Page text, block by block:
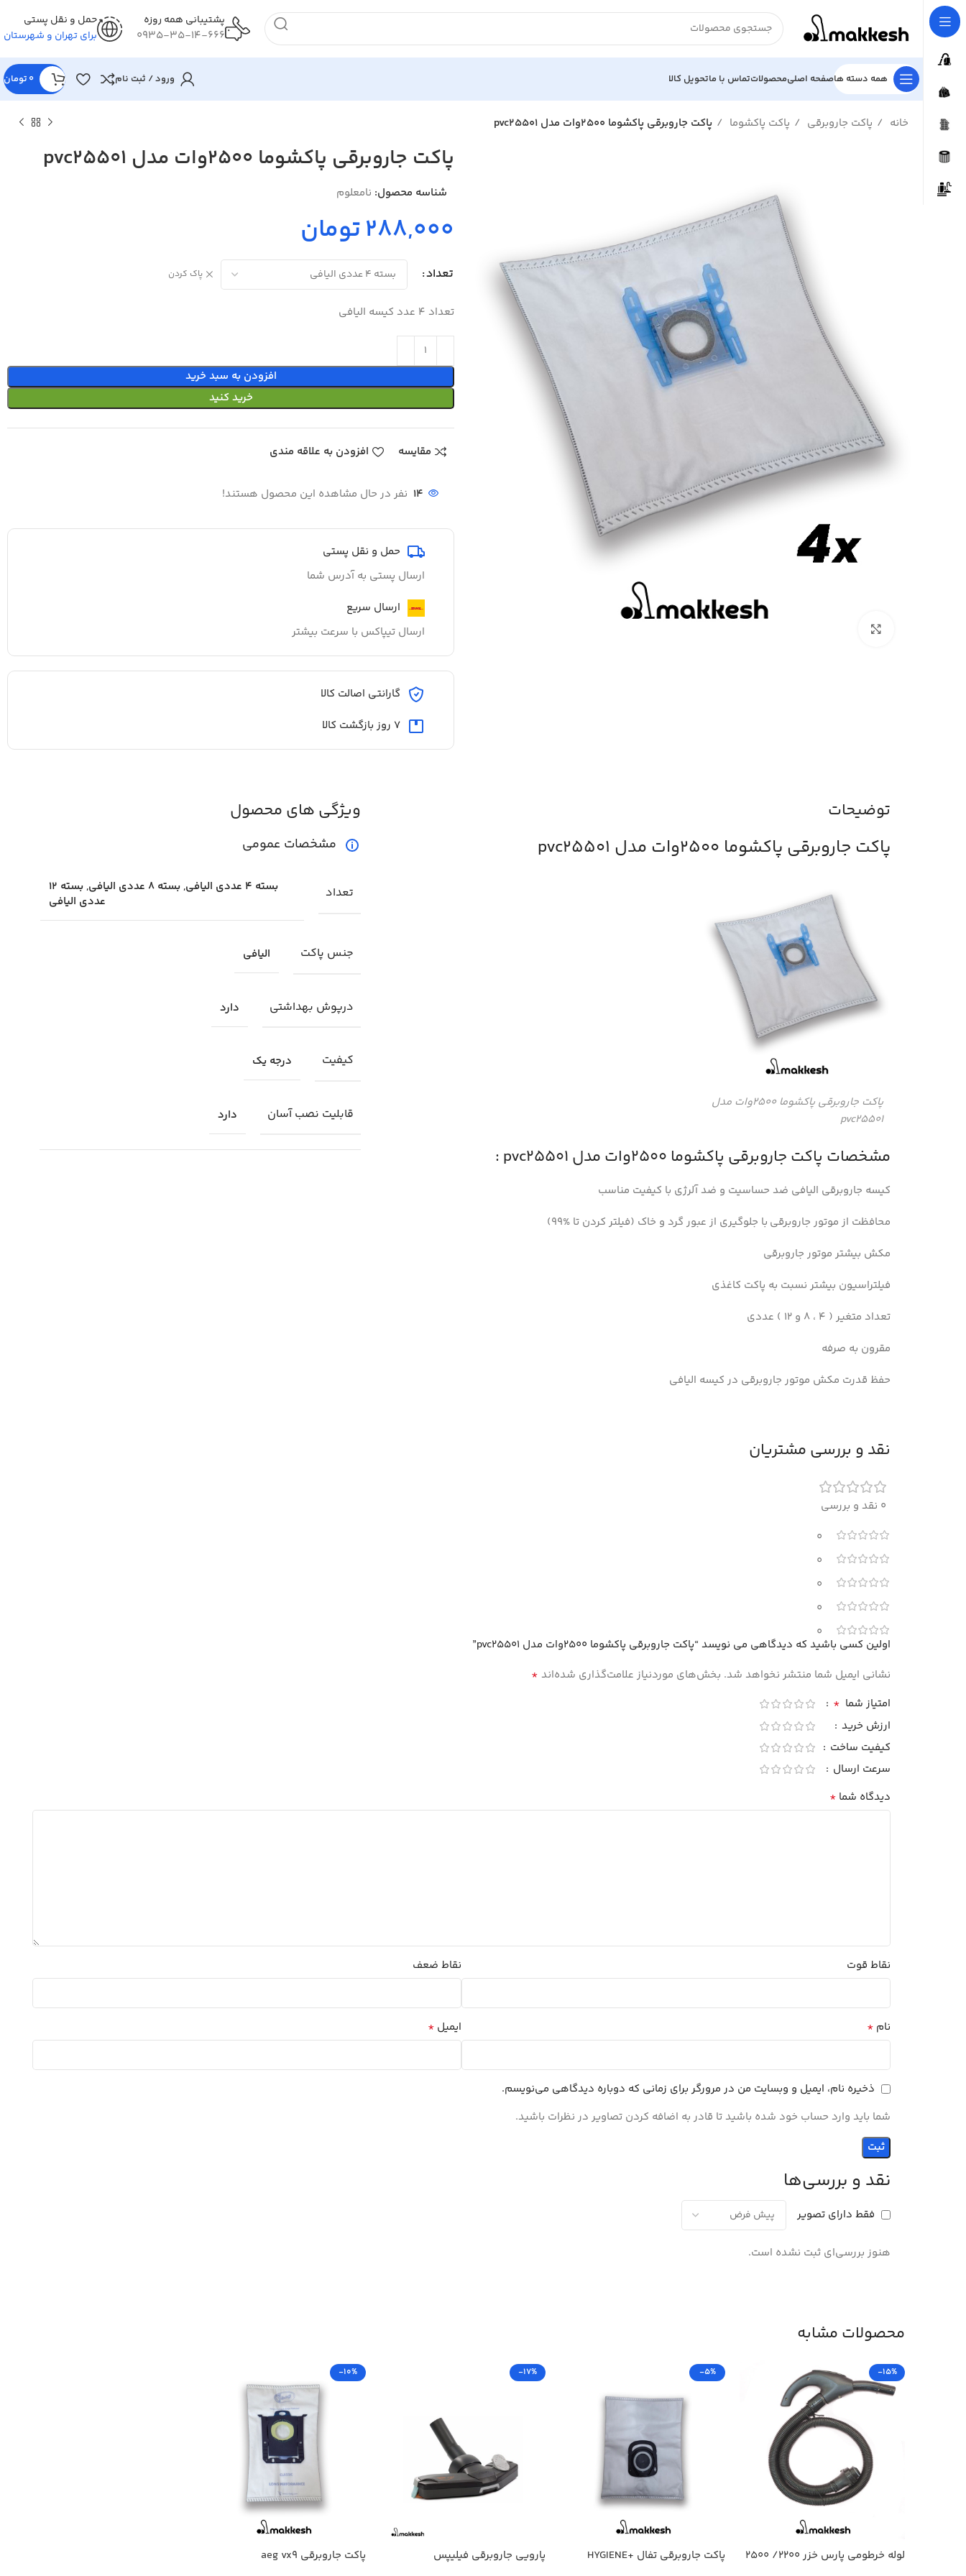
پشتیبانی همه روزه
0935-35-14-666
حمل و نقل پستی
برای تهران و شهرستان
همه دسته هاصفحه اصلیمحصولاتتماس با ماتحویل کالا ورود / ثبت نام 0 تومان
خانه پاکت جاروبرقی پاکت پاکشوما پاکت جاروبرقی پاکشوما 2500وات مدل pvc25501
پاکت جاروبرقی پاکشوما 2500وات مدل pvc25501
شناسه محصول: نامعلوم
288,000 تومان
تعداد پاک کردن
تعداد 4 عدد کیسه الیافی
افزودن به سبد خرید
خرید کنید
مقایسه افزودن به علاقه مندی
14 نفر در حال مشاهده این محصول هستند!
حمل و نقل پستی
ارسال پستی به آدرس شما
ارسال سریع
ارسال تیپاکس با سرعت بیشتر
گارانتی اصالت کالا
7 روز بازگشت کالا
توضیحات
پاکت جاروبرقی پاکشوما 2500وات مدل pvc25501
پاکت جاروبرقی پاکشوما 2500وات مدل
pvc25501
مشخصات پاکت جاروبرقی پاکشوما 2500وات مدل pvc25501 :
کیسه جاروبرقی الیافی ضد حساسیت و ضد آلرژی با کیفیت مناسب
محافظت از موتور جاروبرقی با جلوگیری از عبور گرد و خاک (فیلتر کردن تا %99)
مکش بیشتر موتور جاروبرقی
فیلتراسیون بیشتر نسبت به پاکت کاغذی
تعداد متغیر ( 4 ، 8 و 12 ) عددی
مقرون به صرفه
حفظ قدرت مکش موتور جاروبرقی در کیسه الیافی
ویژگی های محصول
مشخصات عمومی
تعداد
بسته 4 عددی الیافی, بسته 8 عددی الیافی, بسته 12
عددی الیافی
جنس پاکت الیافی
درپوش بهداشتی دارد
کیفیت درجه یک
قابلیت نصب آسان دارد
نقد و بررسی مشتریان
0 نقد و بررسی
0
0
0
0
0
نقد و بررسی‌ها
فقط دارای تصویر
هنوز بررسی‌ای ثبت نشده است.
اولین کسی باشید که دیدگاهی می نویسد “پاکت جاروبرقی پاکشوما 2500وات مدل pvc25501”
نشانی ایمیل شما منتشر نخواهد شد. بخش‌های موردنیاز علامت‌گذاری شده‌اند *
امتیاز شما *
ارزش خرید
کیفیت ساخت
سرعت ارسال
دیدگاه شما *
نقاط قوت نقاط ضعف
نام * ایمیل *
ذخیره نام، ایمیل و وبسایت من در مرورگر برای زمانی که دوباره دیدگاهی می‌نویسم.
شما باید وارد حساب خود شده باشید تا قادر به اضافه کردن تصاویر در نظرات باشید.
محصولات مشابه
-15%
لوله خرطومی پارس خزر 2200/ 2500
-5%
پاکت جاروبرقی تفال +HYGIENE
-17%
پارویی جاروبرقی فیلیپس
-10%
پاکت جاروبرقی aeg vx9